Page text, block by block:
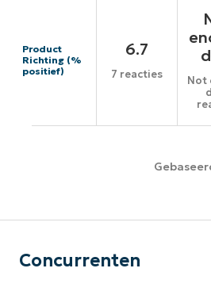
Product
Richting (%
positief)
6.7
7 reacties
Not
Concurrenten